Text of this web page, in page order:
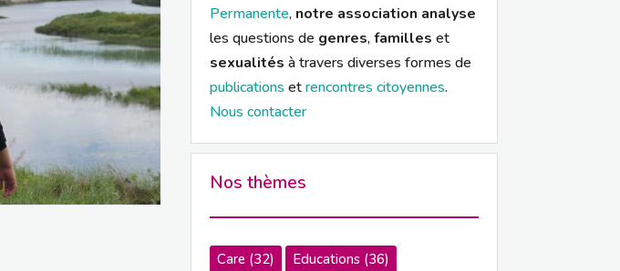
Permanente, notre association analyse
les questions de genres,familles et
sexualités à travers diverses formes de
publications etrencontres citoyennes.
Nous contacter
Nos thèmes
Care(32) Educations(36)